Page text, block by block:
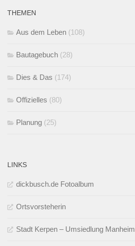
THEMEN
Aus dem Leben (108)
Bautagebuch (28)
Dies & Das (174)
Offizielles (80)
Planung (25)
LINKS
dickbusch.de Fotoalbum
Ortsvorsteherin
Stadt Kerpen – Umsiedlung Manheim